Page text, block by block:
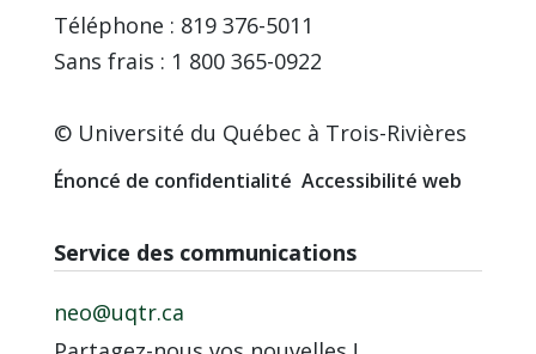
Téléphone : 819 376-5011
Sans frais : 1 800 365-0922
© Université du Québec à Trois-Rivières
Énoncé de confidentialité Accessibilité web
Service des communications
neo@uqtr.ca